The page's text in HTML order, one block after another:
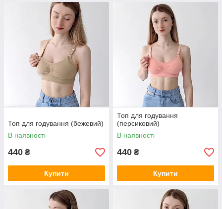
Топ для годування (бежевий)
В наявності
440 ₴
Купити
Топ для годування
(персиковий)
В наявності
440 ₴
Купити